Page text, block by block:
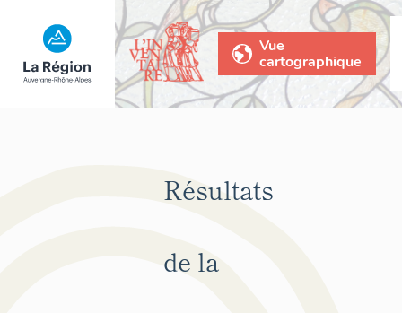
Vue
cartographique
Résultats
de la